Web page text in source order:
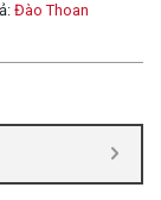
Đào Thoan